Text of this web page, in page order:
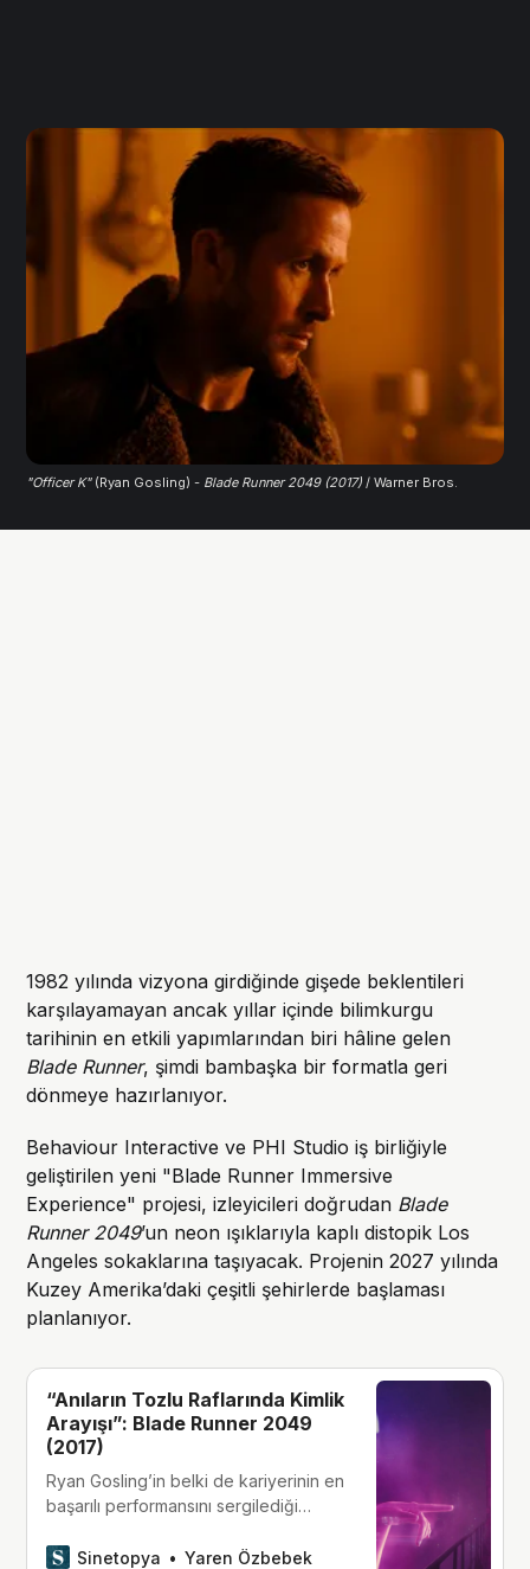
"Officer K" (Ryan Gosling) - Blade Runner 2049 (2017) / Warner Bros.
1982 yılında vizyona girdiğinde gişede beklentileri
karşılayamayan ancak yıllar içinde bilimkurgu
tarihinin en etkili yapımlarından biri hâline gelen
Blade Runner, şimdi bambaşka bir formatla geri
dönmeye hazırlanıyor.
Behaviour Interactive ve PHI Studio iş birliğiyle
geliştirilen yeni "Blade Runner Immersive
Experience" projesi, izleyicileri doğrudan Blade
Runner 2049’un neon ışıklarıyla kaplı distopik Los
Angeles sokaklarına taşıyacak. Projenin 2027 yılında
Kuzey Amerika’daki çeşitli şehirlerde başlaması
planlanıyor.
“Anıların Tozlu Raflarında Kimlik
Arayışı”: Blade Runner 2049
(2017)
Ryan Gosling’in belki de kariyerinin en
başarılı performansını sergilediği
gölgesinde, geleceğin neon ışıklı
Sinetopya Yaren Özbebek